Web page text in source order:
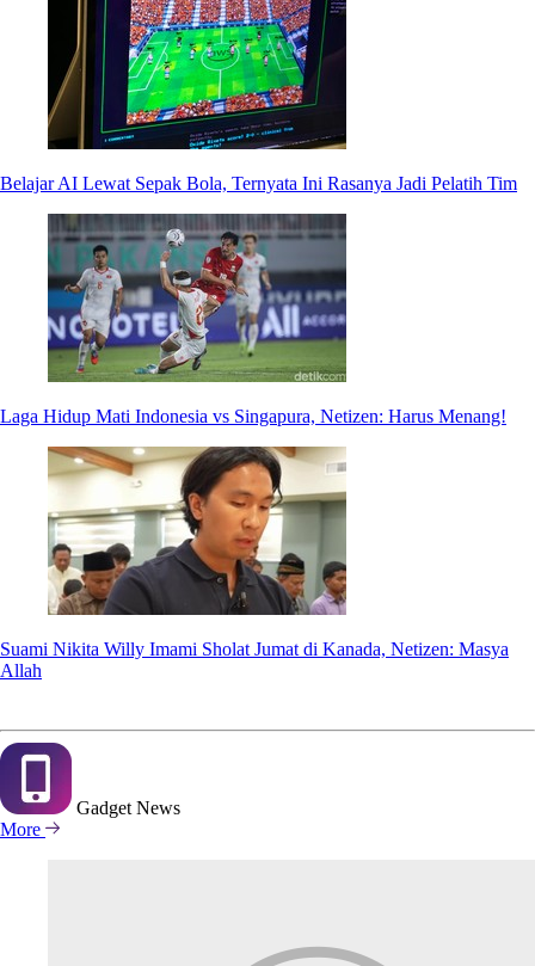
Belajar AI Lewat Sepak Bola, Ternyata Ini Rasanya Jadi Pelatih Tim
Laga Hidup Mati Indonesia vs Singapura, Netizen: Harus Menang!
Suami Nikita Willy Imami Sholat Jumat di Kanada, Netizen: Masya
Allah
Gadget News
More